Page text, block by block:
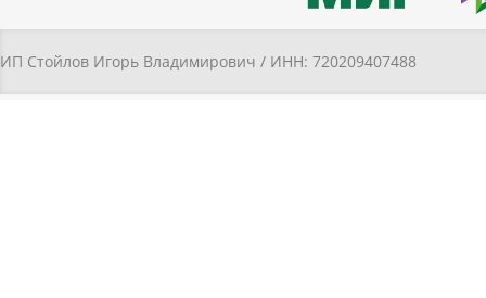
ИП Стойлов Игорь Владимирович / ИНН: 720209407488